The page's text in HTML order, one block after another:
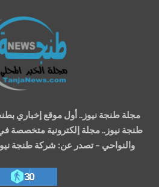
مجلة طنجة نيوز.. أول موقع إخباري
طنجة نيوز.. مجلة إلكترونية متخصصة
والنواحي – تصدر عن: شركة طنجة
30